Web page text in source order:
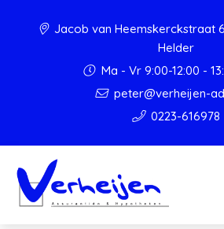
Jacob van Heemskerckstraat
Helder
Ma - Vr 9:00-12:00 -
peter@verheijen-
0223-616978